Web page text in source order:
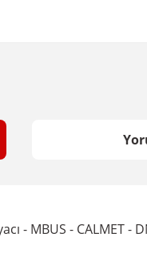
- MBUS - CALMET -